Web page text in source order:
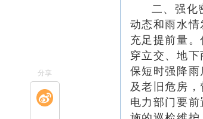
二、强化
动态和雨水
充足提前量
穿立交、地
保短时强降
及老旧危房
电力部门要
分享